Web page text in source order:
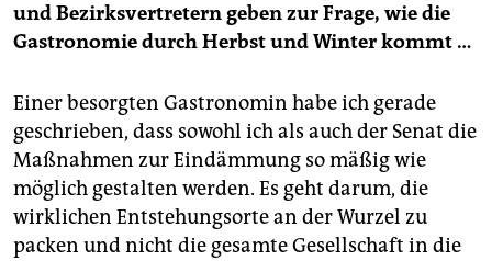
und Bezirksvertretern geben zur Frage, wie die
Gastronomie durch Herbst und Winter kommt …
Einer besorgten Gastronomin habe ich gerade
geschrieben, dass sowohl ich als auch der Senat die
Maßnahmen zur Eindämmung so mäßig wie
möglich gestalten werden. Es geht darum, die
wirklichen Entstehungsorte an der Wurzel zu
packen und nicht die gesamte Gesellschaft in die